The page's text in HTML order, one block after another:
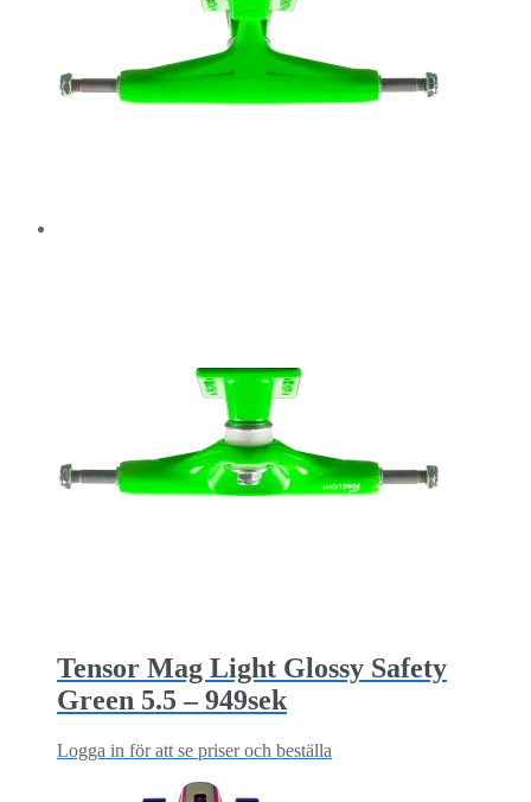
Tensor Mag Light Glossy Safety
Green 5.5 – 949sek
Logga in för att se priser och beställa